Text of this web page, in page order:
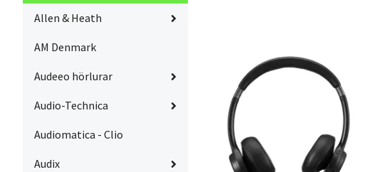
Allen & Heath
AM Denmark
Audeeo hörlurar
Audio-Technica
Audiomatica - Clio
Audix